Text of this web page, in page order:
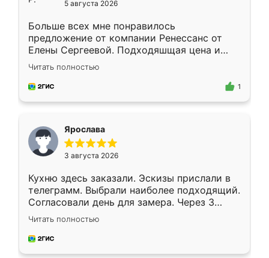
5 августа 2026
Больше всех мне понравилось
предложение от компании Ренессанс от
Елены Сергеевой. Подходяшщая цена и
короткие сроки изготовления. Приехавший
для замера сотрудник Владислав
предложил по моему эскизу самый
Читать полностью
1
Ярослава
3 августа 2026
Кухню здесь заказали. Эскизы прислали в
телеграмм. Выбрали наиболее подходящий.
Согласовали день для замера. Через 3
недели кухня была уже готова. Остались
довольны работой. Спасибо Ренессанс
мебель за качественную работу!
Читать полностью